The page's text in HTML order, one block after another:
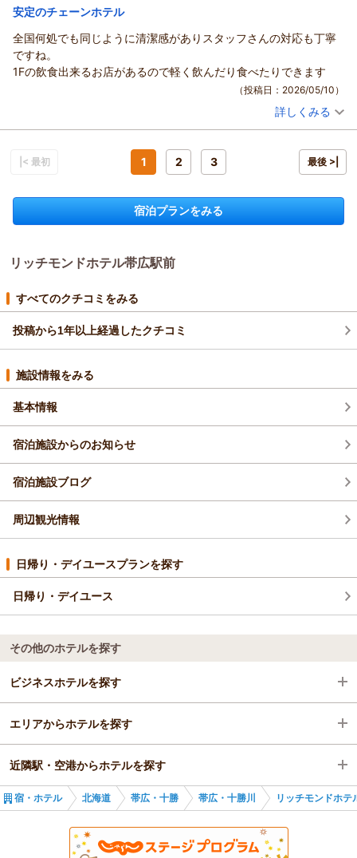
る魅力があります。
４． スタッフの温かい対応
チェックインからチェックアウトまで、スタッフの皆様の対応は
常に丁寧かつスマートでした。フロントでのちょっとした質問に
も笑顔で答えてくださり、「またここに戻ってきたい」と思わせ
ハード面・ソフト面ともに非常に高いレベルで安定しており、ビ
ジネス・観光問わず、帯広滞在のベースキャンプとして自信を持
っておすすめできるホテルです。次回も帯広に来る際は、迷わず
帯広滞在の起点としてお客様にとってストレスのない拠点とな
客室の清潔感や機能性につきましても、細部までご覧いただき
誠にありがとうございます。
「徹底された清潔感」とのお言葉は、清掃スタッフにとって何
また、デスクの広さや明るさ、備え付けの充電ケーブルなど、
しました。
また、朝食につきまして「感動レベル」という最大級の賛辞を
私どもではお召し上がりいただくお客様に「十勝の朝ごはん」
を心ゆくまで楽しんでいただくことを目指しております。
丼、そして新鮮な野菜や牛乳等を「贅沢の極み」と評していた
何より、私どもスタッフの対応について「ホスピタリティを感
じた」とのお声をいただけたことが、私どもにとっての最大の
財産でございます。
います。
にお応えし続けることが、私どもの使命であると考えておりま
す。
頂戴いたしました「これを選べば間違いない」「帯広滞在のベ
ースキャンプ」という身に余る光栄なお言葉に甘んじることな
く、次回お越しいただいた際には今回以上のご満足をお届けで
また帯広へお越しの際にも私どもをお選びいただけますと幸い
でございます。
ております。
支配人
フロント 松村
（返信日：2026/05/15）
宿泊価格帯： 3,001～4,000円(大人一人あたり/税込)
リッチモンドホテル帯広駅前からの返信
この度はリッチモンドホテル帯広駅前をお選びいただきまして
誠にありがとうございます。
お部屋の雰囲気や私どもスタッフの対応につきましても温かい
お言葉を頂戴し、安心してお寛ぎいただけたご様子を伺え、大
変嬉しく存じます。
でございましたが、ぜひ次回のご利用をお待ちしております。
落ち着いた雰囲気のレストランにて、より一層のんびりとリラ
ックスしたひとときをお過ごしくださいませ。
「また泊まりに来ます」という嬉しいお声を励みに、これから
もいつお越しいただいても「やっぱりリッチモンドは落ち着
お忙しい中、心温まるご投稿をありがとうございました。
ております。
支配人
フロント 松村
（返信日：2026/05/14）
安定のチェーンホテル
全国何処でも同じように清潔感がありスタッフさんの対応も丁寧
ですね。
1Fの飲食出来るお店があるので軽く飲んだり食べたりできます
（投稿日：2026/05/10）
投稿者： JUNさん(男性/60代)
素泊まりプラン -食事なし-
シングル 食事なし
8,001～9,000円(大人一人あたり/税込)
リッチモンドホテル帯広駅前からの返信
リッチモンドホテルズを日頃よりご愛顧いただき御礼申し上げ
清潔さやスタッフ対応についてもお褒めいただきありがとうご
ざいます。
快適にお過ごしいただけたご様子が伝わり、心より嬉しく思っ
ております。
私たちスタッフにとって何よりの励みとなります。
今後も皆様にご満足いただけるよう、施設の管理やサービスの
向上に努めてまいります。
ムドリンクチケットをお渡ししております。
ソフトドリンク・アルコールをご用意しており、有料ではあり
ますが軽食もご用意しておりますのでお楽しみいただけており
ましたら嬉しく存じます。
今後もお越しいただいた皆さまにご満足いただけるサービスを
またのお越しを、スタッフ一同心よりお待ち申し上げておりま
リッチモンドホテル帯広駅前
支配人
フロント 石井
詳しくみる
|< 最初 1 2 3 最後 >|
宿泊プランをみる
リッチモンドホテル帯広駅前
すべてのクチコミをみる
投稿から1年以上経過したクチコミ
施設情報をみる
基本情報
宿泊施設からのお知らせ
宿泊施設ブログ
周辺観光情報
日帰り・デイユースプランを探す
日帰り・デイユース
その他のホテルを探す
ビジネスホテルを探す
北海道
帯広・十勝
帯広・十勝川
エリアからホテルを探す
北海道
帯広・十勝
帯広・十勝川
近隣駅・空港からホテルを探す
帯広駅
宿・ホテル 北海道 帯広・十勝 帯広・十勝川 リッチモンドホテ